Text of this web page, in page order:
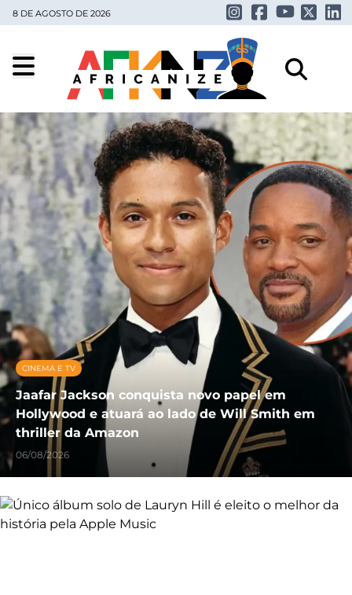
8 DE AGOSTO DE 2026
CINEMA E TV
Jaafar Jackson conquista novo papel em
Hollywood e atuará ao lado de Will Smith em
thriller da Amazon
06/08/2026